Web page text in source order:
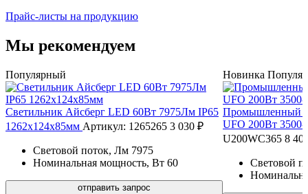
Прайс-листы на продукцию
Мы рекомендуем
Популярный
Светильник Айсберг LED 60Вт 7975Лм IP65
1262х124х85мм Артикул: 1265265 3 030 ₽
Световой поток, Лм 7975
Номинальная мощность, Вт 60
отправить запрос
Новинка
Промышленный
UFO 200Вт
U200WC365 8
Световой